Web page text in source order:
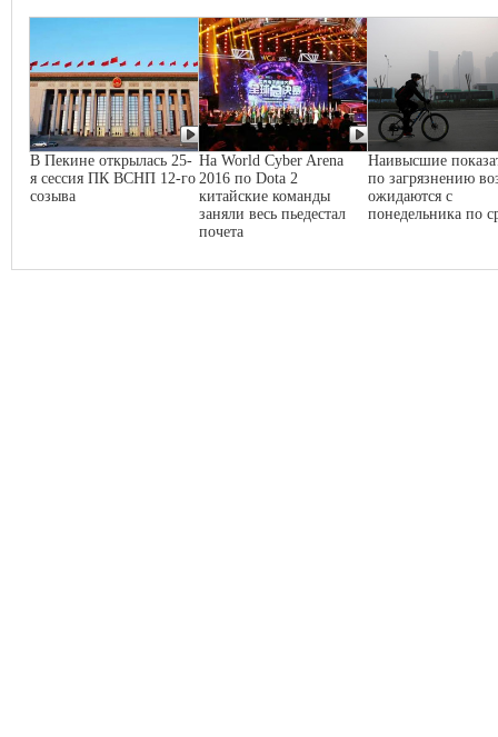
В Пекине открылась 25-
я сессия ПК ВСНП 12-го
созыва
На World Cyber Arena
2016 по Dota 2
китайские команды
заняли весь пьедестал
почета
Наивысшие
по загрязнению
ожидаются с
понедельника по